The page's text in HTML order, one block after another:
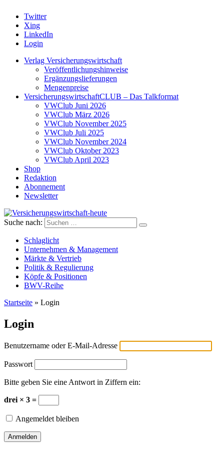
Twitter
Xing
LinkedIn
Login
Verlag Versicherungswirtschaft
Veröffentlichungshinweise
Ergänzungslieferungen
Mengenpreise
VersicherungswirtschaftCLUB – Das Talkformat
VWClub Juni 2026
VWClub März 2026
VWClub November 2025
VWClub Juli 2025
VWClub November 2024
VWClub Oktober 2023
VWClub April 2023
Shop
Redaktion
Abonnement
Newsletter
Versicherungswirtschaft-heute
Suche nach:
Schlaglicht
Unternehmen & Management
Märkte & Vertrieb
Politik & Regulierung
Köpfe & Positionen
BWV-Reihe
Startseite » Login
Login
Benutzername oder E-Mail-Adresse
Passwort
Bitte geben Sie eine Antwort in Ziffern ein:
drei × 3 =
Angemeldet bleiben